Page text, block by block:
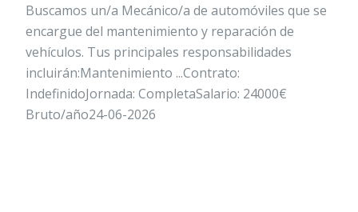
Buscamos un/a Mecánico/a de automóviles que se
encargue del mantenimiento y reparación de
vehículos. Tus principales responsabilidades
incluirán:Mantenimiento ...Contrato:
IndefinidoJornada: CompletaSalario: 24000€
Bruto/año24-06-2026